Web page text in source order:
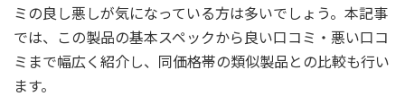
ミの良し悪しが気になっている方は多いでしょう。本記事
では、この製品の基本スペックから良い口コミ・悪い口コ
ミまで幅広く紹介し、同価格帯の類似製品との比較も行い
ます。